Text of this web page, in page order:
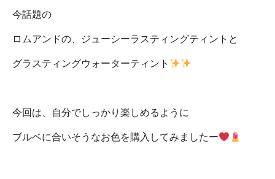
今話題の
ロムアンドの、ジューシーラスティングティントと
グラスティングウォーターティント
今回は、自分でしっかり楽しめるように
ブルベに合いそうなお色を購入してみましたー